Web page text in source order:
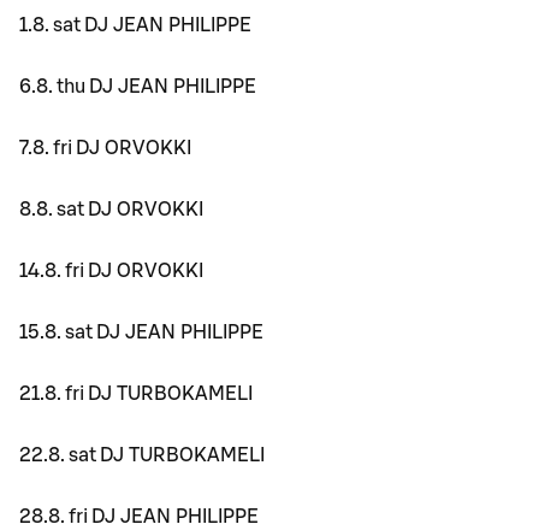
1.8. sat DJ JEAN PHILIPPE
6.8. thu DJ JEAN PHILIPPE
7.8. fri DJ ORVOKKI
8.8. sat DJ ORVOKKI
14.8. fri DJ ORVOKKI
15.8. sat DJ JEAN PHILIPPE
21.8. fri DJ TURBOKAMELI
22.8. sat DJ TURBOKAMELI
28.8. fri DJ JEAN PHILIPPE